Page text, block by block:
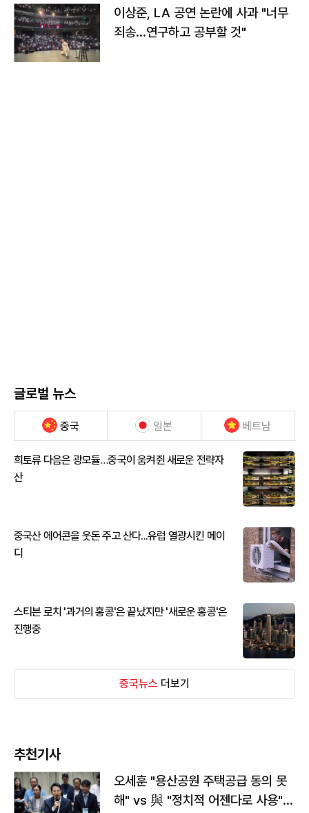
이상준, LA 공연 논란에 사과 "너무
죄송…연구하고 공부할 것"
글로벌 뉴스
중국 일본 베트남
희토류 다음은 광모듈…중국이 움켜쥔 새로운 전략자
산
중국산 에어콘을 웃돈 주고 산다...유럽 열광시킨 메이
디
스티븐 로치 '과거의 홍콩'은 끝났지만 '새로운 홍콩'은
진행중
중국뉴스 더보기
추천기사
오세훈 "용산공원 주택공급 동의 못
해" vs 與 "정치적 어젠다로 사용"